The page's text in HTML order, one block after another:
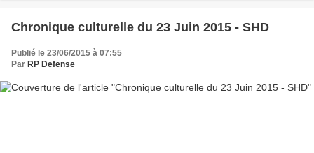
Chronique culturelle du 23 Juin 2015 - SHD
Publié le 23/06/2015 à 07:55
Par RP Defense